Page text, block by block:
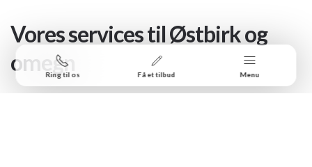
Vores services til Østbirk og
omegn
Ring til os Få et tilbud Menu